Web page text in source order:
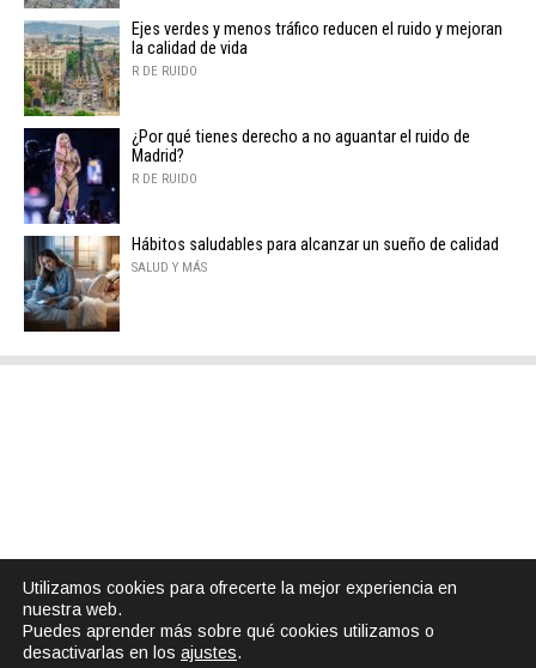
Ejes verdes y menos tráfico reducen el ruido y mejoran
la calidad de vida
R DE RUIDO
¿Por qué tienes derecho a no aguantar el ruido de
Madrid?
R DE RUIDO
Hábitos saludables para alcanzar un sueño de calidad
SALUD Y MÁS
Utilizamos cookies para ofrecerte la mejor experiencia en
nuestra web.
Puedes aprender más sobre qué cookies utilizamos o
desactivarlas en los ajustes.